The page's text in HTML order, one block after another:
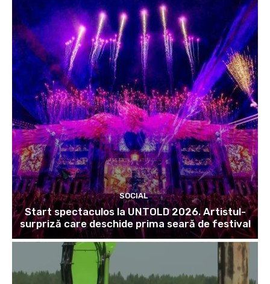
SOCIAL
Start spectaculos la UNTOLD 2026. Artistul-
surpriză care deschide prima seară de festival